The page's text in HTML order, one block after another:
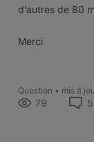
d'autres de 80
Merci
Question • mis à
79 5